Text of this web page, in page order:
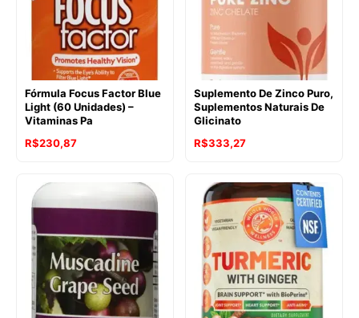
Fórmula Focus Factor Blue
Light (60 Unidades) –
Vitaminas Pa
R$230,87
Suplemento De Zinco Puro,
Suplementos Naturais De
Glicinato
R$333,27